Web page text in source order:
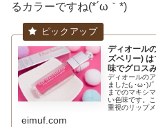
るカラーですね(*´ω｀*)
ディオール
ズベリー)
味でグロス
ディオールの
ました(｡･ω･)ﾉ
までのマキシ
い色味です。
重視のリップ
eimuf.com